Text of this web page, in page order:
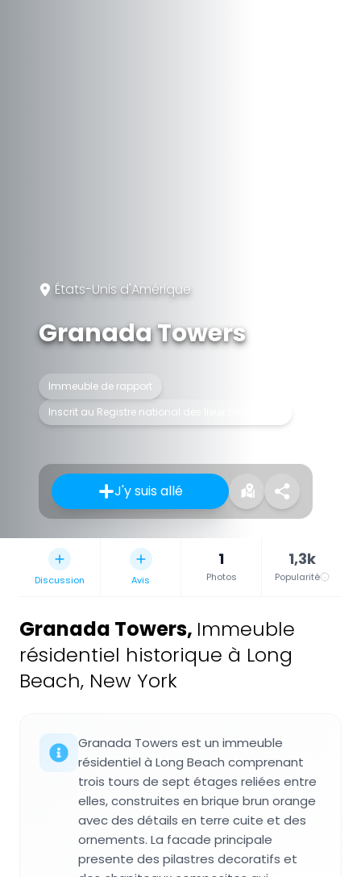
États-Unis d'Amérique
Granada Towers
Immeuble de rapport
Inscrit au Registre national des lieux historiques
J'y suis allé
Discussion Avis
1
Photos
1,3k
Popularité
Granada Towers, Immeuble
résidentiel historique à Long
Beach, New York
Granada Towers est un immeuble
résidentiel à Long Beach comprenant
trois tours de sept étages reliées entre
elles, construites en brique brun orange
avec des détails en terre cuite et des
ornements. La facade principale
presente des pilastres decoratifs et